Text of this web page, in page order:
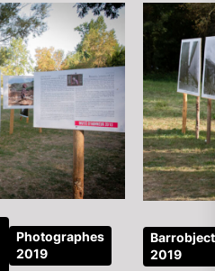
Photographes
2019
2019